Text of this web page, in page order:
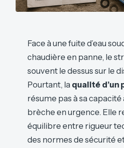
Face à une fuite d’eau
chaudière en panne, le
souvent le dessus sur le
Pourtant, la qualité d’un
résume pas à sa
brèche en urgence. Elle
équilibre entre rigueur
des normes de sécurité